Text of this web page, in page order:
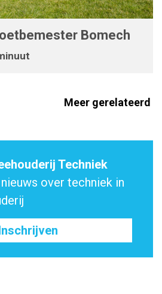
Bomech
Meer gerelateerd
Techniek
over techniek in